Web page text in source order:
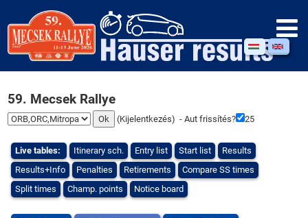
59. Mecsek Rallye
(Kijelentkezés) - Aut frissítés? 25
Live tables: Itinerary sch. Entry list Start list
Results
Results+Info
Penalties Retirements
Compare SS times
Split times
Champ. points Notice board